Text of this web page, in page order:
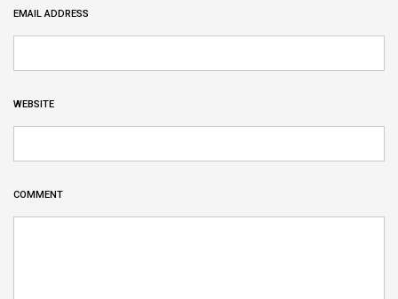
EMAIL ADDRESS
WEBSITE
COMMENT